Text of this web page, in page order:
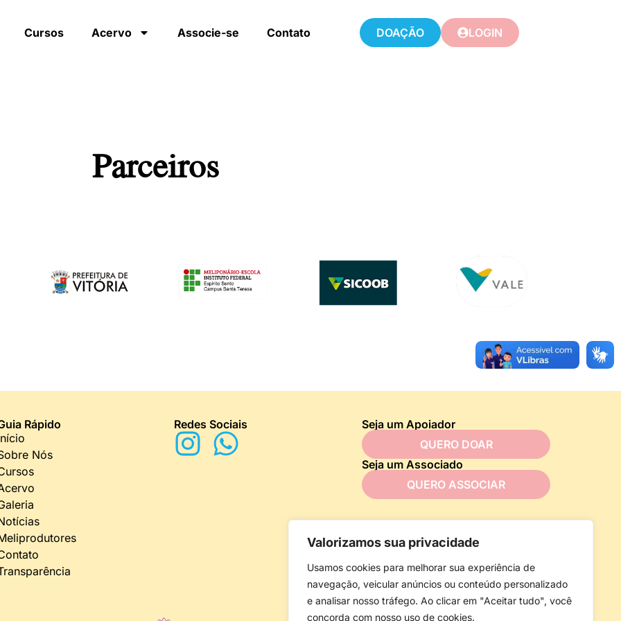
Valorizamos sua privacidade
Usamos cookies para melhorar sua experiência de
navegação, veicular anúncios ou conteúdo personalizado
e analisar nosso tráfego. Ao clicar em "Aceitar tudo", você
concorda com nosso uso de cookies.
Cursos Acervo Associe-se Contato DOAÇÃO LOGIN
Parceiros
Rápido
Nós
Redes Sociais
Seja um Apoiador
QUERO DOAR
Seja um Associado
QUERO ASSOCIAR